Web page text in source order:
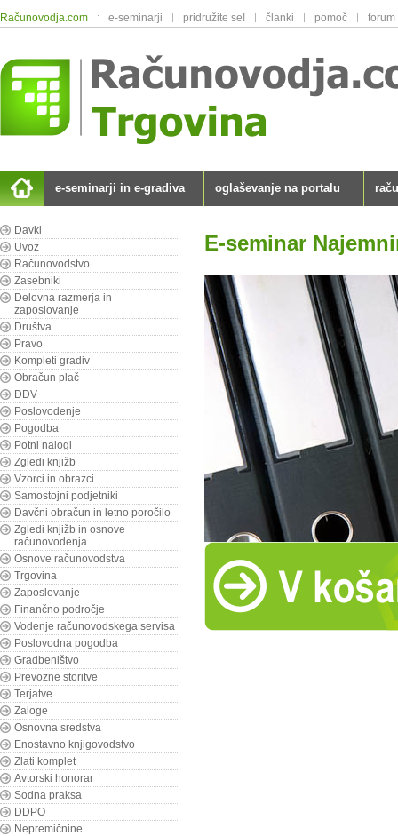
Računovodja.com : e-seminarji | pridružite se! | članki | pomoč | forum
e-seminarji in e-gradiva oglaševanje na portalu
Davki
Uvoz
Računovodstvo
Zasebniki
Delovna razmerja in
zaposlovanje
Društva
Pravo
Kompleti gradiv
Obračun plač
DDV
Poslovodenje
Pogodba
Potni nalogi
Zgledi knjižb
Vzorci in obrazci
Samostojni podjetniki
Davčni obračun in letno poročilo
Zgledi knjižb in osnove
računovodenja
Osnove računovodstva
Trgovina
Zaposlovanje
Finančno področje
Vodenje računovodskega servisa
Poslovodna pogodba
Gradbeništvo
Prevozne storitve
Terjatve
Zaloge
Osnovna sredstva
Enostavno knjigovodstvo
Zlati komplet
Avtorski honorar
Sodna praksa
DDPO
Nepremičnine
E-seminar